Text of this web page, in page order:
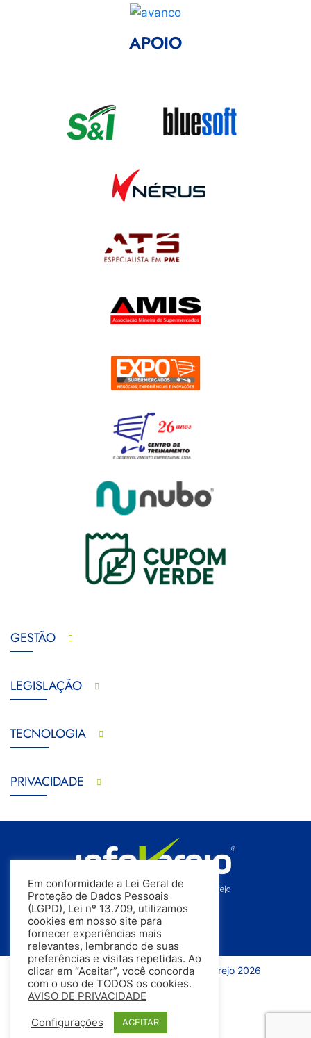
APOIO
GESTÃO
LEGISLAÇÃO
TECNOLOGIA
PRIVACIDADE
Todos os direitos reservados | InfoVarejo 2026
Em conformidade a Lei Geral de
Proteção de Dados Pessoais
(LGPD), Lei nº 13.709, utilizamos
cookies em nosso site para
fornecer experiências mais
relevantes, lembrando de suas
preferências e visitas repetidas. Ao
clicar em “Aceitar”, você concorda
com o uso de TODOS os cookies.
AVISO DE PRIVACIDADE
Configurações ACEITAR